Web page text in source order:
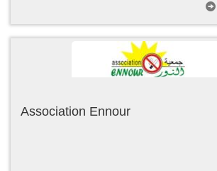
Association Ennour